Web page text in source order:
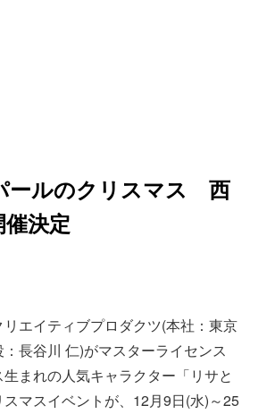
ールのクリスマス 西
決定
エイティブプロダクツ(本社：東京
長谷川 仁)がマスターライセンス
まれの人気キャラクター「リサと
マスイベントが、12月9日(水)～25